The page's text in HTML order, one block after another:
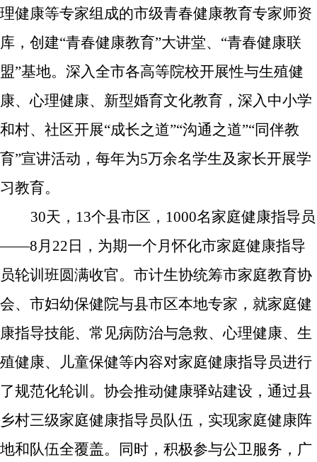
理健康等专家组成的市级青春健康教育专家师资
库，创建“青春健康教育”大讲堂、 “青春健康联
盟”基地。 深入全市各高等院校开展性与生殖健
康、心理健康、 新型婚育文化教育，深入中小学
和村、社区开展“成长之道”“沟通之道”“同伴教
育”宣讲活动，每年为5万余名学生及家长开展学
习教育。
30天，13个县市区，1000名家庭健康指导员
——8月22日，为期一个月怀化市家庭健康指导
员轮训班圆满收官。 市计生协统筹市家庭教育协
会、市妇幼保健院与县市区本地专家， 就家庭健
康指导技能、 常见病防治与急救、心理健康、生
殖健康、
儿童保健等内容对家庭健康指导员进行
了规范化轮训 。 协会推动健康驿站建设， 通过县
乡村三级家庭健康指导员队伍，实现家庭健康阵
地和队伍全覆盖。
同时，积极参与公卫服务，广